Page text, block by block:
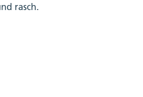
rasch.